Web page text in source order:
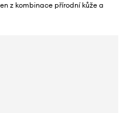
z kombinace přírodní kůže a